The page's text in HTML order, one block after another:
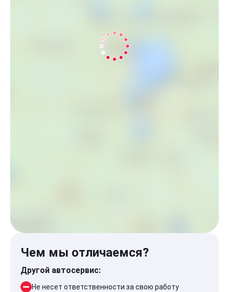
Чем мы отличаемся?
Другой автосервис:
Не несет ответственности за свою работу